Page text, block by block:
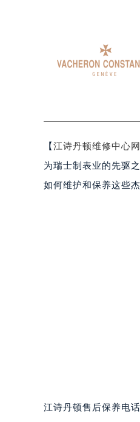
【 江诗丹顿维修中心
为瑞士制表业的先驱
如何维护和保养这些
江诗丹顿售后保养电